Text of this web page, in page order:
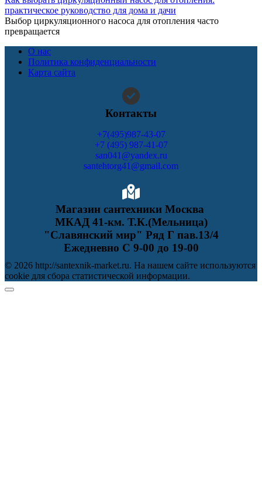
практическое руководство для дома и дачи
Выбор циркуляционного насоса для отопления часто
превращается
О нас
Политика конфиденциальности
Карта сайта
Контакты
+7(495)987-43-07
+7 (495) 987-41-07
san041@yandex.ru
santehtorg41@gmail.com
Магазин сантехники Москва
МКАД 41-км. Т.К.(Мельница)
"Славянский мир" Ряд Г пав.13/4
Ежедневно С 9-00 до 19-00
© 2026 http://santexnik-market.ru. На нашем сайте используются
cookie для сбора статистической информации.